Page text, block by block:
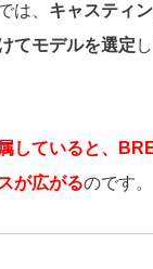
は、 キャスティ
てモデルを選定
していると、
が広がるのです。